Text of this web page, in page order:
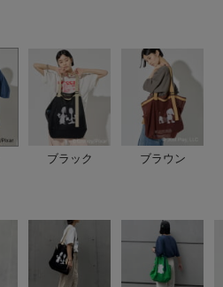
ブラック ブラウン